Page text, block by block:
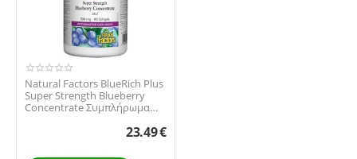
Natural Factors BlueRich Plus
Super Strength Blueberry
Concentrate Συμπλήρωμα
23.49€